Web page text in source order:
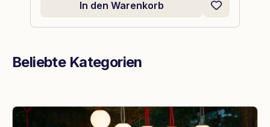
In den Warenkorb
Beliebte Kategorien